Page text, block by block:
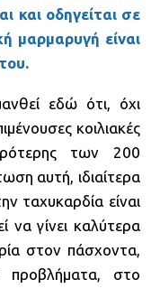
και οδηγείται σε
μαρμαρυγή είναι
εδώ ότι, όχι
κοιλιακές
των 200
αυτή, ιδιαίτερα
ταχυκαρδία είναι
να γίνει καλύτερα
στον πάσχοντα,
προβλήματα, στο